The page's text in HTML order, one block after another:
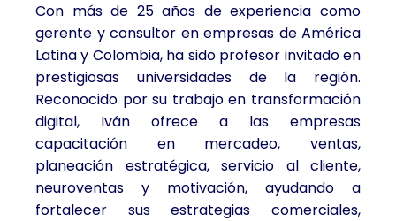
Con más de 25 años de experiencia como
gerente y consultor en empresas de América
Latina y Colombia, ha sido profesor invitado en
prestigiosas universidades de la región.
Reconocido por su trabajo en transformación
digital, Iván ofrece a las empresas
capacitación en mercadeo, ventas,
planeación estratégica, servicio al cliente,
neuroventas y motivación, ayudando a
fortalecer sus estrategias comerciales,